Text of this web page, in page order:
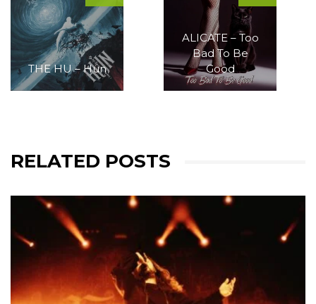
THE HU – Hun
ALICATE – Too
Bad To Be
Good
RELATED POSTS